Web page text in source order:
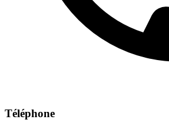
Téléphone